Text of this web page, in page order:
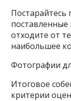
поставленные
отходите от
наибольшее
Фотографии
Итоговое
критерии